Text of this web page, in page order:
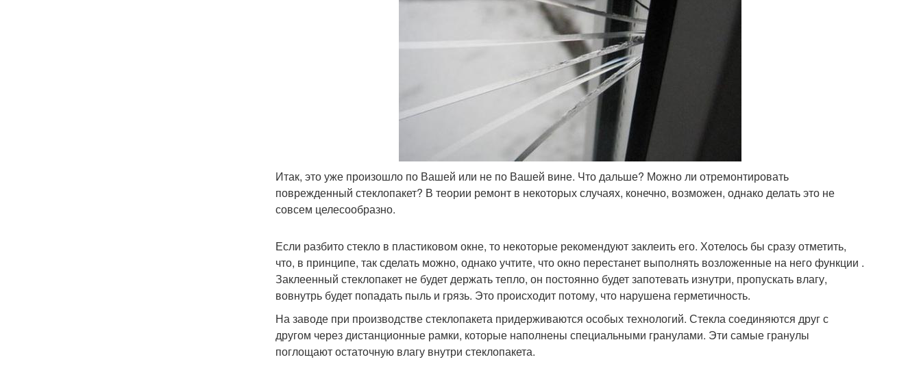
Итак, это уже произошло по Вашей или не по Вашей вине. Что дальше? Можно ли отремонтировать
поврежденный стеклопакет? В теории ремонт в некоторых случаях, конечно, возможен, однако делать это не
совсем целесообразно.
Если разбито стекло в пластиковом окне, то некоторые рекомендуют заклеить его. Хотелось бы сразу отметить,
что, в принципе, так сделать можно, однако учтите, что окно перестанет выполнять возложенные на него функции .
Заклеенный стеклопакет не будет держать тепло, он постоянно будет запотевать изнутри, пропускать влагу,
вовнутрь будет попадать пыль и грязь. Это происходит потому, что нарушена герметичность.
На заводе при производстве стеклопакета придерживаются особых технологий. Стекла соединяются друг с
другом через дистанционные рамки, которые наполнены специальными гранулами. Эти самые гранулы
поглощают остаточную влагу внутри стеклопакета.